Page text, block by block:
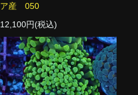
ア産 050
12,100円(税込)